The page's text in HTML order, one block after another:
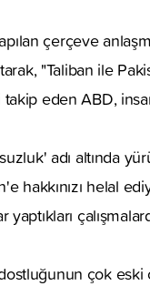
çerçeve
"Taliban ile
eden ABD,
adı altında
hakkınızı helal
çok eski